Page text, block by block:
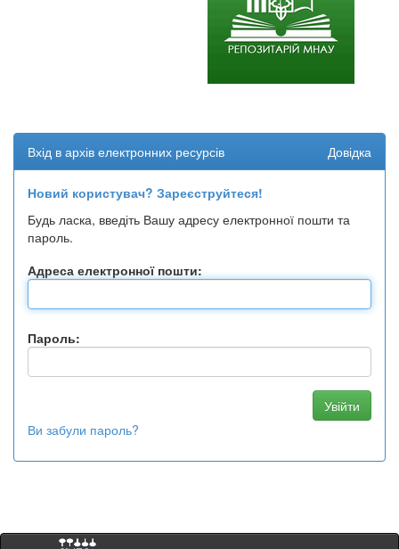
Вхід в архів електронних ресурсів Довідка
Новий користувач? Зареєструйтеся!
Будь ласка, введіть Вашу адресу електронної пошти та
пароль.
Адреса електронної пошти:
Пароль:
Ви забули пароль?